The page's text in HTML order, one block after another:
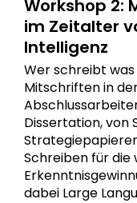
Workshop 2:
im Zeitalter
Intelligenz
Wer schreibt
Mitschriften in
Dissertation, von
Schreiben für
dabei Large